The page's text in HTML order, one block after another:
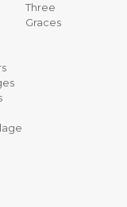
Three
Graces